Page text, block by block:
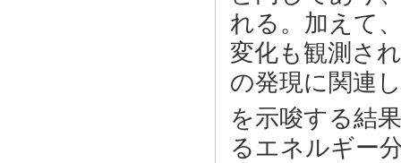
れる。加えて
変化も観測さ
の発現に関連
を示唆する結
るエネルギー